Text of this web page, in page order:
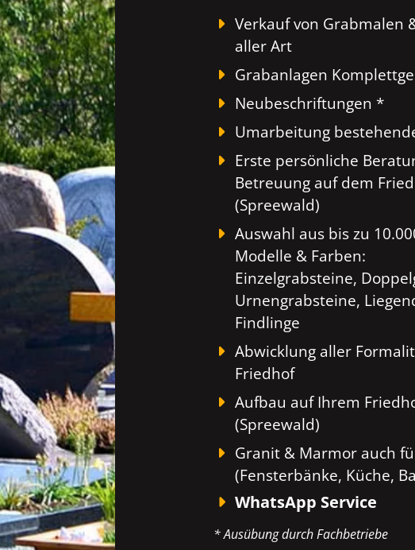
Verkauf von Grabmalen
aller Art
Grabanlagen
Neubeschriftungen *
Umarbeitung
Erste persönliche
Betreuung auf dem
(Spreewald)
Auswahl aus bis zu
Modelle & Farben:
Einzelgrabsteine,
Urnengrabsteine,
Findlinge
Abwicklung aller
Friedhof
Aufbau auf Ihrem
(Spreewald)
Granit & Marmor auch
(Fensterbänke, Küche,
WhatsApp Service
* Ausübung durch Fachbetriebe